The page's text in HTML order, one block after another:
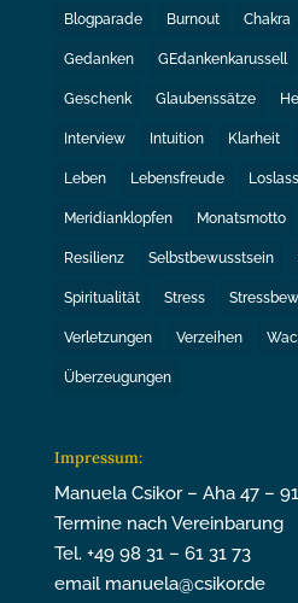
Blogparade Burnout Chakra
Gedanken GEdankenkarussell
Geschenk Glaubenssätze
Interview Intuition Klarheit
Leben Lebensfreude
Meridianklopfen Monatsmotto
Resilienz Selbstbewusstsein
Spiritualität Stress
Verletzungen Verzeihen
Überzeugungen
Impressum:
Manuela Csikor – Aha 47 –
Termine nach Vereinbarung
Tel. +49 98 31 – 61 31 73
email manuela@csikor.de